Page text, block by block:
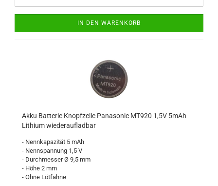
IN DEN WARENKORB
Akku Batterie Knopfzelle Panasonic MT920 1,5V 5mAh
Lithium wiederaufladbar
- Nennkapazität 5 mAh
- Nennspannung 1,5 V
- Durchmesser Ø 9,5 mm
- Höhe 2 mm
- Ohne Lötfahne